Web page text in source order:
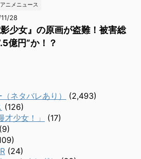
ニメニュース
28
影少女』の原画が盗難！被害総
億円”か！？
ネタバレあり）
(2,493)
(126)
少女！」
(17)
(9)
(24)